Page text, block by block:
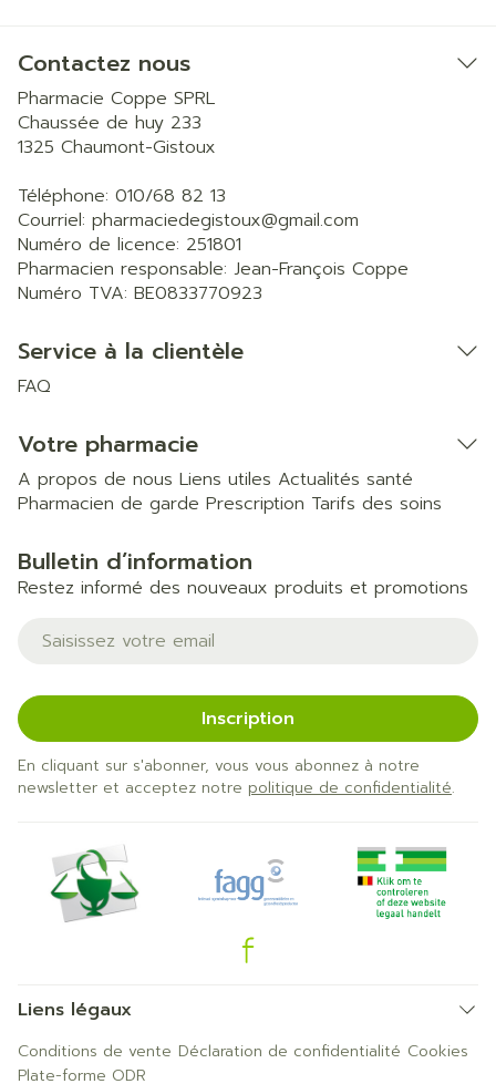
Contactez nous
Pharmacie Coppe SPRL
Chaussée de huy 233
1325 Chaumont-Gistoux
Téléphone: 010/68 82 13
Courriel: pharmaciedegistoux@gmail.com
Numéro de licence: 251801
Pharmacien responsable: Jean-François Coppe
Numéro TVA: BE0833770923
Service à la clientèle
FAQ
Votre pharmacie
A propos de nous Liens utiles Actualités santé
Pharmacien de garde Prescription Tarifs des soins
Bulletin d’information
Restez informé des nouveaux produits et promotions
Adresse mail
Inscription
En cliquant sur s'abonner, vous vous abonnez à notre
newsletter et acceptez notre politique de confidentialité.
Liens légaux
Conditions de vente Déclaration de confidentialité Cookies
Plate-forme ODR